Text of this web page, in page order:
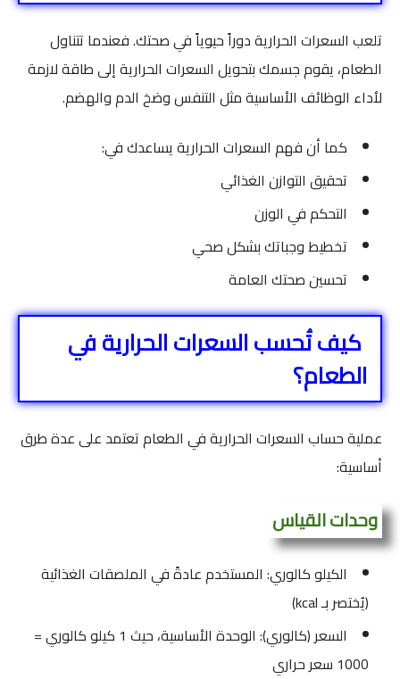
تلعب السعرات الحرارية دوراً حيوياً في صحتك. فعندما تتناول
الطعام، يقوم جسمك بتحويل السعرات الحرارية إلى طاقة لازمة
لأداء الوظائف الأساسية مثل التنفس وضخ الدم والهضم.
كما أن فهم السعرات الحرارية يساعدك في:
تحقيق التوازن الغذائي
التحكم في الوزن
تخطيط وجباتك بشكل صحي
تحسين صحتك العامة
كيف تُحسب السعرات الحرارية في
الطعام؟
عملية حساب السعرات الحرارية في الطعام تعتمد على عدة طرق
أساسية:
وحدات القياس
الكيلو كالوري: المستخدم عادةً في الملصقات الغذائية
(يُختصر بـ kcal)
السعر (كالوري): الوحدة الأساسية، حيث 1 كيلو كالوري =
1000 سعر حراري